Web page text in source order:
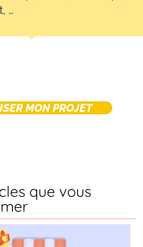
…
MON PROJET
que vous